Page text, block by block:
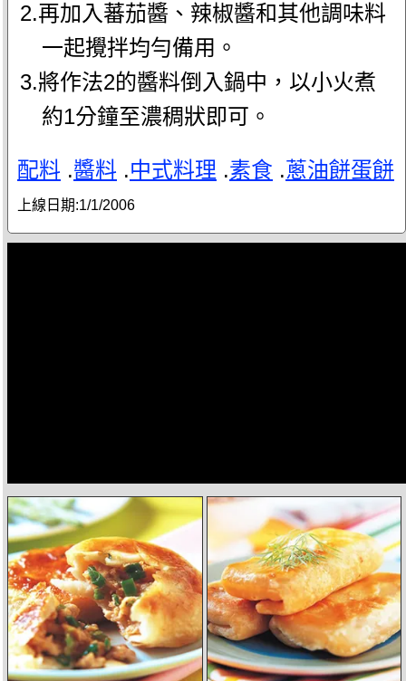
2.再加入蕃茄醬、辣椒醬和其他調味料
一起攪拌均勻備用。
3.將作法2的醬料倒入鍋中，以小火煮
約1分鐘至濃稠狀即可。
配料 .醬料 .中式料理 .素食 .蔥油餅蛋餅
上線日期:1/1/2006